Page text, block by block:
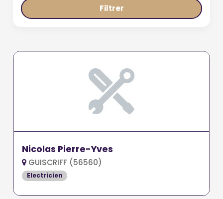
Filtrer
Nicolas Pierre-Yves
GUISCRIFF (56560)
Electricien